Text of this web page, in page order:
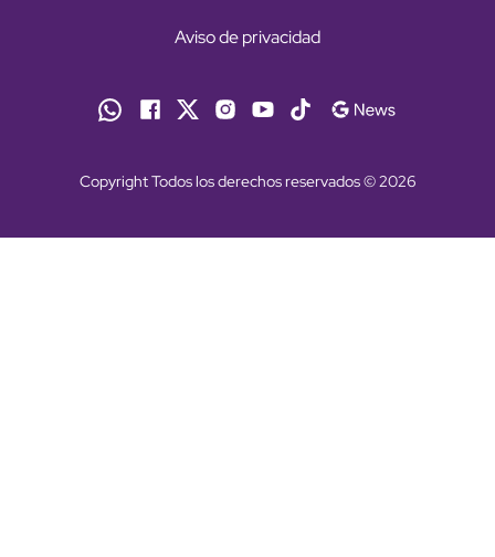
Aviso de privacidad
Copyright Todos los derechos reservados © 2026